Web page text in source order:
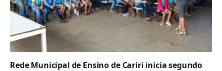
Rede Municipal de Ensino de Cariri inicia segundo